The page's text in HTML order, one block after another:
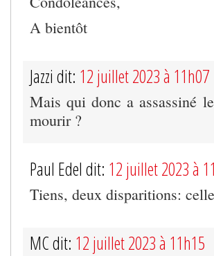
A bientôt
Jazzi dit: 12 juillet 2023 à 11h07
Mais qui donc a assassiné
mourir ?
Paul Edel dit: 12 juillet 2023 à
Tiens, deux disparitions:
MC dit: 12 juillet 2023 à 11h15